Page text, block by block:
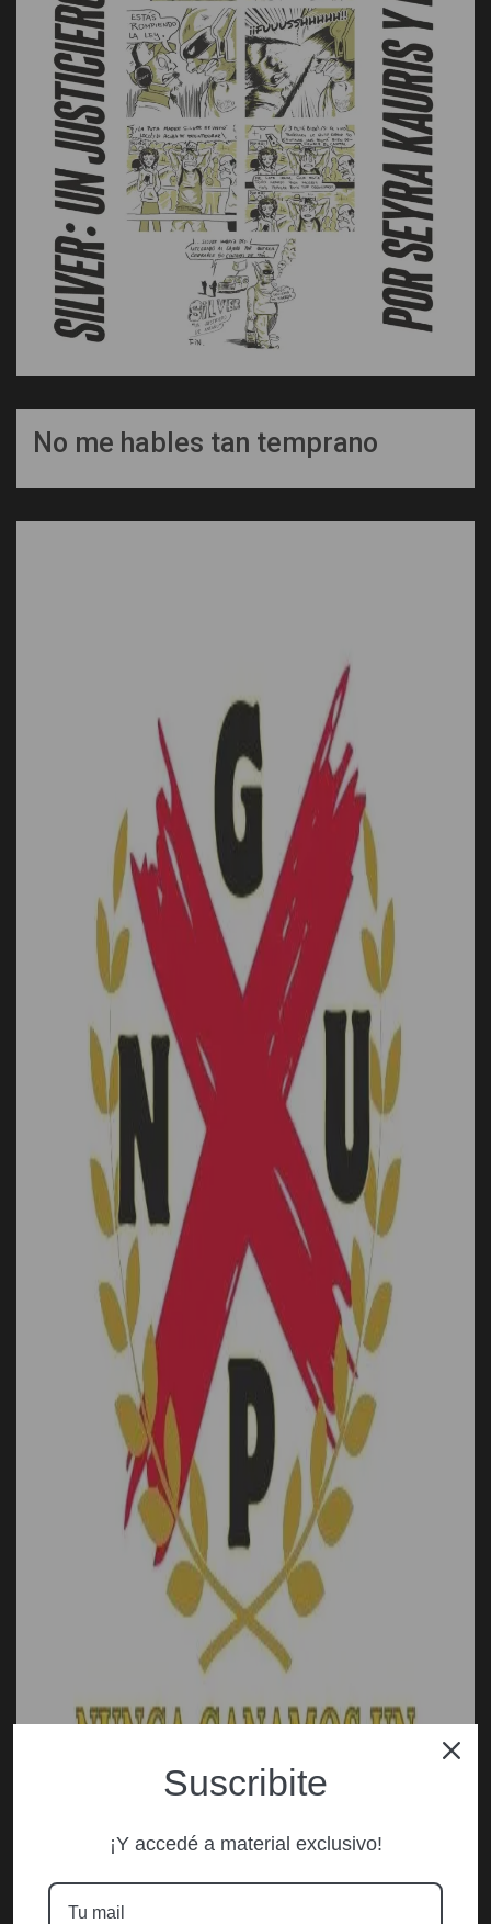
No me hables tan temprano
Suscribite
¡Y accedé a material exclusivo!